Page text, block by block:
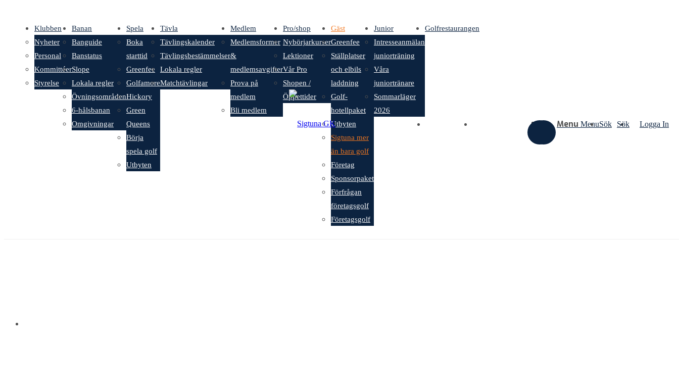
Logga In
Sök
Menu Menu
Klubben
Nyheter
Personal
Kommittéer
Styrelse
Banan
Banguide
Banstatus
Slope
Lokala regler
Övningsområden
6-hålsbanan
Omgivningar
Spela
Boka
starttid
Greenfee
Golfamore
Hickory
Green
Queens
Börja
spela golf
Utbyten
Tävla
Tävlingskalender
Tävlingsbestämmelser
Lokala regler
Matchtävlingar
Medlem
Medlemsformer
&
medlemsavgifter
Prova på
medlem
Bli medlem
Pro/shop
Nybörjarkurser
Lektioner
Vår Pro
Shopen /
Öppettider
Gäst
Greenfee
Ställplatser
och elbils
laddning
Golf-
hotellpaket
Utbyten
Sigtuna mer
än bara golf
Företag
Sponsorpaket
Förfrågan
företagsgolf
Företagsgolf
Junior
Intresseanmälan
juniorträning
Våra
juniortränare
Sommarläger
2026
Golfrestaurangen